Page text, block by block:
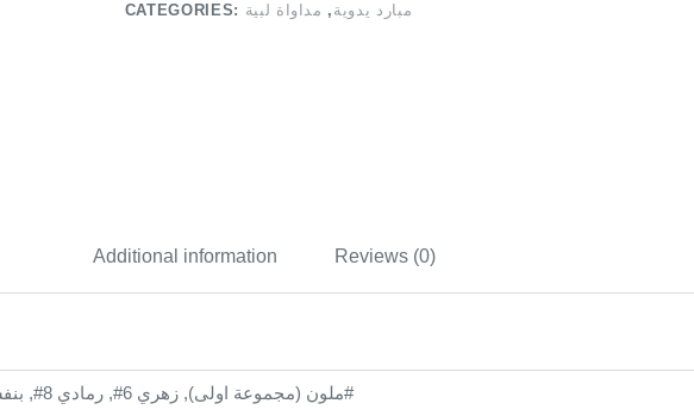
CATEGORIES:
مبارد يدوية , مداواة لبية
Additional information Reviews (0)
ملون (مجموعة اولى), زهري 6#, رمادي 8#, بنفسجي 10#, ابيض 15#, اصفر 20#, احمر 25#